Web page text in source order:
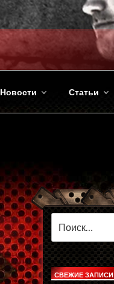
Новости Статьи
СВЕЖИЕ ЗАПИСИ